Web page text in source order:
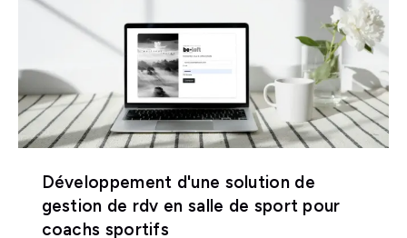
Développement d'une solution de
gestion de rdv en salle de sport pour
coachs sportifs